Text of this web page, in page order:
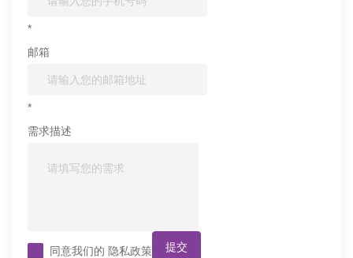
*
邮箱
*
需求描述
同意我们的 隐私政策 提交